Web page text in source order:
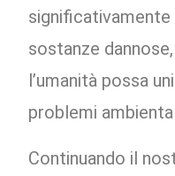
sostanze
l’umanità possa
problemi
Continuando il